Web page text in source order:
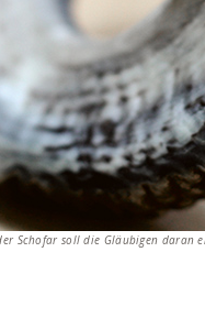
Schofar soll die Gläubigen daran